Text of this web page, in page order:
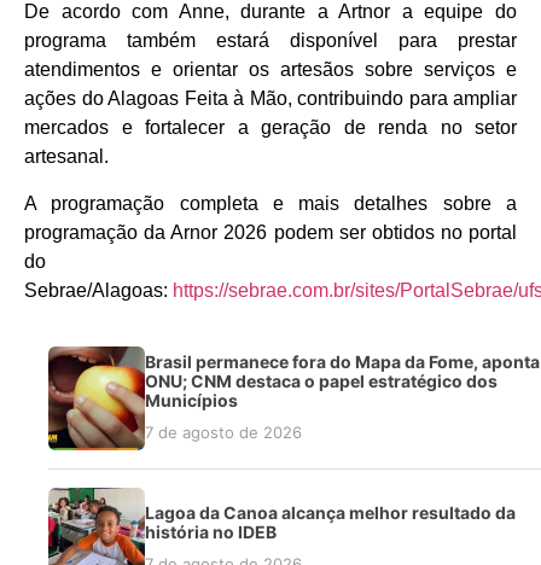
De acordo com Anne, durante a Artnor a equipe do
programa também estará disponível para prestar
atendimentos e orientar os artesãos sobre serviços e
ações do Alagoas Feita à Mão, contribuindo para ampliar
mercados e fortalecer a geração de renda no setor
artesanal.
A programação completa e mais detalhes sobre a
programação da Arnor 2026 podem ser obtidos no portal
do
Sebrae/Alagoas: https://sebrae.com.br/sites/PortalSebrae/
Brasil permanece fora do Mapa da Fome, aponta
ONU; CNM destaca o papel estratégico dos
Municípios
7 de agosto de 2026
Lagoa da Canoa alcança melhor resultado da
história no IDEB